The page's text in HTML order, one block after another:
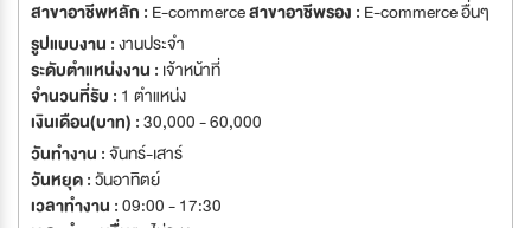
สาขาอาชีพหลัก : E-commerceสาขาอาชีพรอง : E-commerce อื่นๆ
รูปแบบงาน :งานประจำ
ระดับตำแหน่งงาน : เจ้าหน้าที่
จำนวนที่รับ : 1 ตำแหน่ง
เงินเดือน(บาท) :30,000 - 60,000
วันทำงาน :จันทร์-เสาร์
วันหยุด :วันอาทิตย์
เวลาทำงาน :09:00 - 17:30